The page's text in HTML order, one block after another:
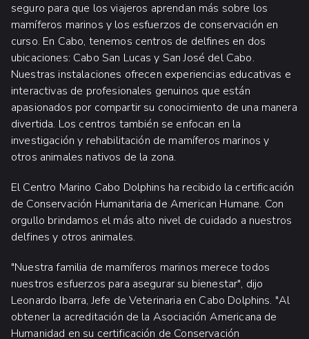
seguro para que los viajeros aprendan más sobre los
mamíferos marinos y los esfuerzos de conservación en
curso. En Cabo, tenemos centros de delfines en dos
ubicaciones: Cabo San Lucas y San José del Cabo.
Nuestras instalaciones ofrecen experiencias educativas e
interactivas de profesionales genuinos que están
apasionados por compartir su conocimiento de una manera
divertida. Los centros también se enfocan en la
investigación y rehabilitación de mamíferos marinos y
otros animales nativos de la zona.
El Centro Marino Cabo Dolphins ha recibido la certificación
de Conservación Humanitaria de American Humane. Con
orgullo brindamos el más alto nivel de cuidado a nuestros
delfines y otros animales.
"Nuestra familia de mamíferos marinos merece todos
nuestros esfuerzos para asegurar su bienestar", dijo
Leonardo Ibarra, Jefe de Veterinaria en Cabo Dolphins. "Al
obtener la acreditación de la Asociación Americana de
Humanidad en su certificación de Conservación